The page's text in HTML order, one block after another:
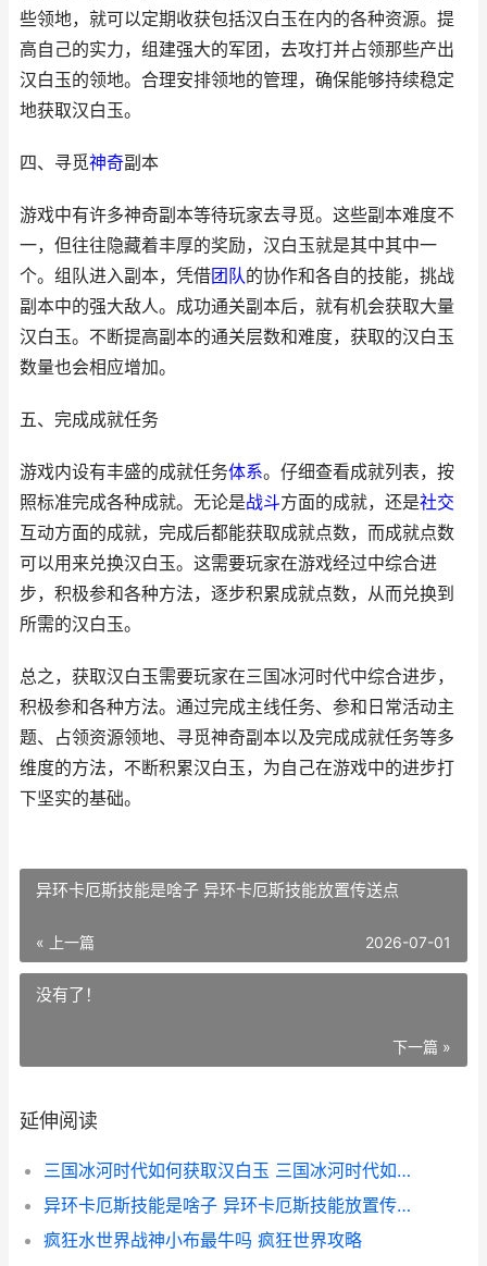
些领地，就可以定期收获包括汉白玉在内的各种资源。提
高自己的实力，组建强大的军团，去攻打并占领那些产出
汉白玉的领地。合理安排领地的管理，确保能够持续稳定
地获取汉白玉。
四、寻觅神奇副本
游戏中有许多神奇副本等待玩家去寻觅。这些副本难度不
一，但往往隐藏着丰厚的奖励，汉白玉就是其中其中一
个。组队进入副本，凭借团队的协作和各自的技能，挑战
副本中的强大敌人。成功通关副本后，就有机会获取大量
汉白玉。不断提高副本的通关层数和难度，获取的汉白玉
数量也会相应增加。
五、完成成就任务
游戏内设有丰盛的成就任务体系。仔细查看成就列表，按
照标准完成各种成就。无论是战斗方面的成就，还是社交
互动方面的成就，完成后都能获取成就点数，而成就点数
可以用来兑换汉白玉。这需要玩家在游戏经过中综合进
步，积极参和各种方法，逐步积累成就点数，从而兑换到
所需的汉白玉。
总之，获取汉白玉需要玩家在三国冰河时代中综合进步，
积极参和各种方法。通过完成主线任务、参和日常活动主
题、占领资源领地、寻觅神奇副本以及完成成就任务等多
维度的方法，不断积累汉白玉，为自己在游戏中的进步打
下坚实的基础。
异环卡厄斯技能是啥子 异环卡厄斯技能放置传送点
« 上一篇 2026-07-01
没有了！
下一篇 »
延伸阅读
三国冰河时代如何获取汉白玉 三国冰河时代如何提高集结人数
异环卡厄斯技能是啥子 异环卡厄斯技能放置传送点
疯狂水世界战神小布最牛吗 疯狂世界攻略